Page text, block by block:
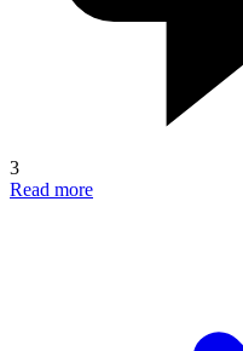
3
Read more